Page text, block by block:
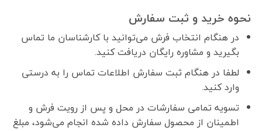
نحوه خرید و ثبت سفارش
در هنگام انتخاب فرش می‌توانید با کارشناسان ما تماس
بگیرید و مشاوره رایگان دریافت کنید.
لطفا در هنگام ثبت سفارش اطلاعات تماس را به درستی
وارد کنید.
تسویه تمامی سفارشات در محل و پس از رویت فرش و
اطمینان از محصول سفارش داده شده انجام می‌شود، مبلغ